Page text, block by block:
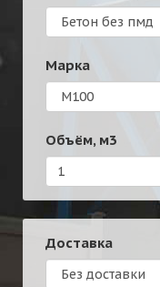
Марка
Объём, м3
Доставка